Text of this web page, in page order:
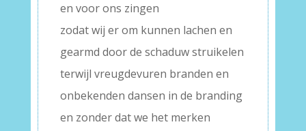
en voor ons zingen
zodat wij er om kunnen lachen en
gearmd door de schaduw struikelen
terwijl vreugdevuren branden en
onbekenden dansen in de branding
en zonder dat we het merken